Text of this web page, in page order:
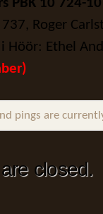
PBK 10 724-
Roger
Höör: Ethel
pings are
closed.